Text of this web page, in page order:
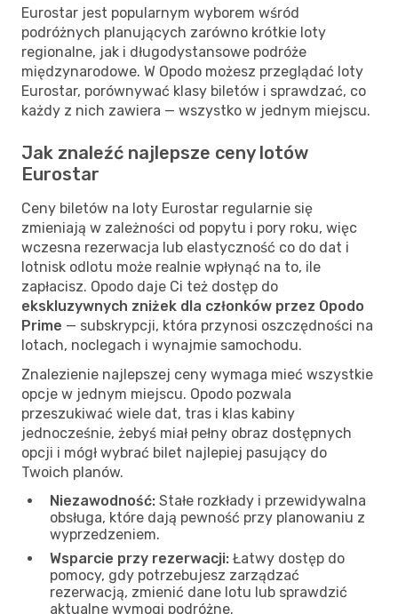
Eurostar jest popularnym wyborem wśród
podróżnych planujących zarówno krótkie loty
regionalne, jak i długodystansowe podróże
międzynarodowe. W Opodo możesz przeglądać loty
Eurostar, porównywać klasy biletów i sprawdzać, co
każdy z nich zawiera — wszystko w jednym miejscu.
Jak znaleźć najlepsze ceny lotów
Eurostar
Ceny biletów na loty Eurostar regularnie się
zmieniają w zależności od popytu i pory roku, więc
wczesna rezerwacja lub elastyczność co do dat i
lotnisk odlotu może realnie wpłynąć na to, ile
zapłacisz. Opodo daje Ci też dostęp do
ekskluzywnych zniżek dla członków przez Opodo
Prime — subskrypcji, która przynosi oszczędności na
lotach, noclegach i wynajmie samochodu.
Znalezienie najlepszej ceny wymaga mieć wszystkie
opcje w jednym miejscu. Opodo pozwala
przeszukiwać wiele dat, tras i klas kabiny
jednocześnie, żebyś miał pełny obraz dostępnych
opcji i mógł wybrać bilet najlepiej pasujący do
Twoich planów.
Niezawodność: Stałe rozkłady i przewidywalna
obsługa, które dają pewność przy planowaniu z
wyprzedzeniem.
Wsparcie przy rezerwacji: Łatwy dostęp do
pomocy, gdy potrzebujesz zarządzać
rezerwacją, zmienić dane lotu lub sprawdzić
aktualne wymogi podróżne.